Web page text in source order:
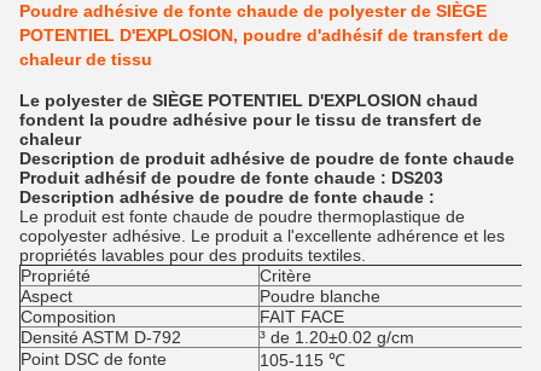
Poudre adhésive de fonte chaude de polyester de SIÈGE
POTENTIEL D'EXPLOSION, poudre d'adhésif de transfert de
chaleur de tissu
Le polyester de SIÈGE POTENTIEL D'EXPLOSION chaud
fondent la poudre adhésive pour le tissu de transfert de
chaleur
Description de produit adhésive de poudre de fonte chaude
Produit adhésif de poudre de fonte chaude : DS203
Description adhésive de poudre de fonte chaude :
Le produit est fonte chaude de poudre thermoplastique de
copolyester adhésive. Le produit a l'excellente adhérence et les
propriétés lavables pour des produits textiles.
Propriété
Critère
Aspect
Poudre blanche
Composition
FAIT FACE
Densité ASTM D-792
³ de 1.20±0.02 g/cm
Point DSC de fonte
105-115 ℃